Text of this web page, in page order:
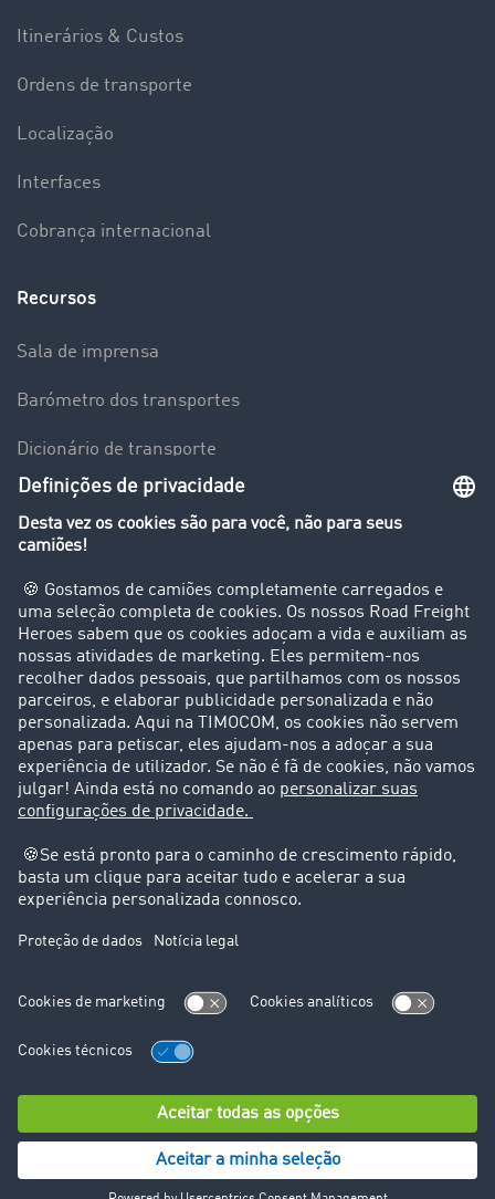
Itinerários & Custos
Ordens de transporte
Localização
Interfaces
Cobrança internacional
Recursos
Sala de imprensa
Barómetro dos transportes
Dicionário de transporte
Visão geral da Bolsa de Cargas
Clientes recomendam clientes
Casos de sucesso
Suporte
Suporte
Avisos legais
Ficha técnica
Condições Gerais
© TIMOCOM GmbH 2026. Todos os direitos reservados